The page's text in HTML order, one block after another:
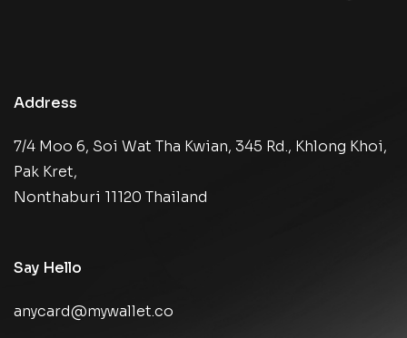
Address
7/4 Moo 6, Soi Wat Tha Kwian, 345 Rd., Khlong Khoi,
Pak Kret,
Nonthaburi 11120 Thailand
Say Hello
anycard@mywallet.co